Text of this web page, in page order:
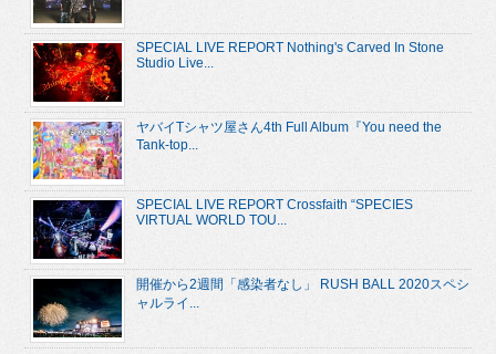
SPECIAL LIVE REPORT Nothing's Carved In Stone
Studio Live...
ヤバイTシャツ屋さん4th Full Album『You need the
Tank-top...
SPECIAL LIVE REPORT Crossfaith “SPECIES
VIRTUAL WORLD TOU...
開催から2週間「感染者なし」 RUSH BALL 2020スペシ
ャルライ...